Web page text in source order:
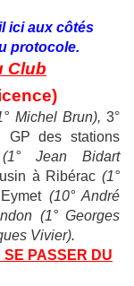
ici aux côtés
protocole.
Club
Michel Brun), 3°
GP des stations
(1° Jean Bidart
à Ribérac (1°
(10° André
(1° Georges
Vivier).
PASSER DU